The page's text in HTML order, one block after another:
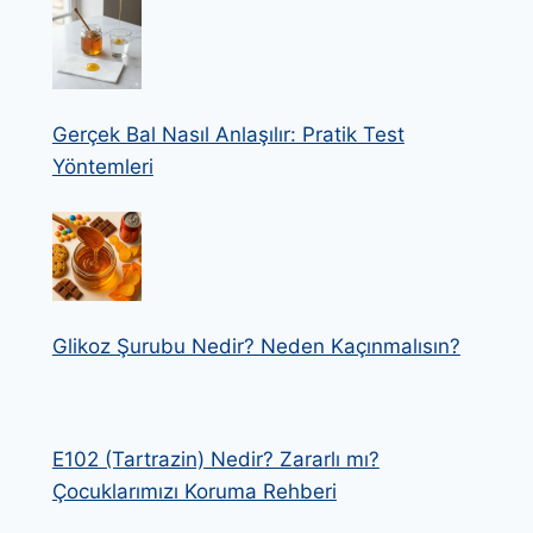
Gerçek Bal Nasıl Anlaşılır: Pratik Test
Yöntemleri
Glikoz Şurubu Nedir? Neden Kaçınmalısın?
E102 (Tartrazin) Nedir? Zararlı mı?
Çocuklarımızı Koruma Rehberi